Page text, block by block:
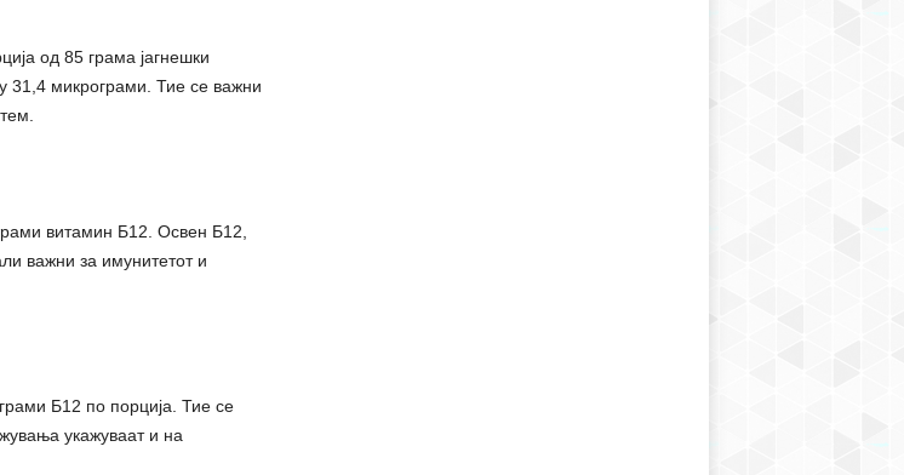
од 85 грама јагнешки
31,4 микрограми. Тие се важни
витамин Б12. Освен Б12,
важни за имунитетот и
Б12 по порција. Тие се
укажуваат и на